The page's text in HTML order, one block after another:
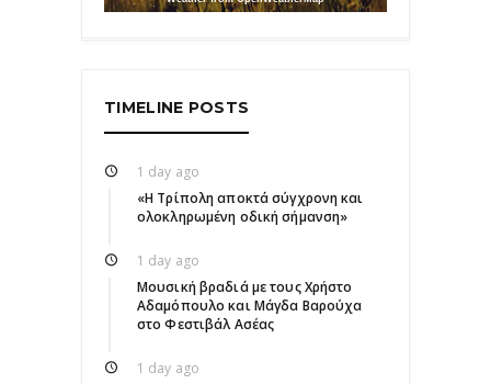
TIMELINE POSTS
1 day ago
«Η Τρίπολη αποκτά σύγχρονη και
ολοκληρωμένη οδική σήμανση»
1 day ago
Μουσική βραδιά με τους Χρήστο
Αδαμόπουλο και Μάγδα Βαρούχα
στο Φεστιβάλ Ασέας
1 day ago